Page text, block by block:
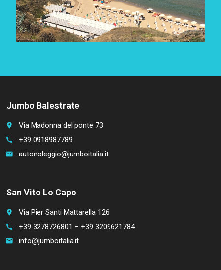
Jumbo Balestrate
place Via Madonna del ponte 73
call +39 0918987789
email autonoleggio@jumboitalia.it
San Vito Lo Capo
place Via Pier Santi Mattarella 126
call +39 3278726801 – +39 3209621784
email info@jumboitalia.it